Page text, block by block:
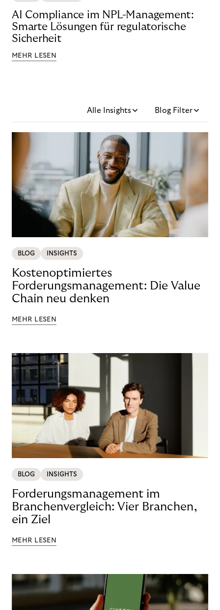
AI Compliance im NPL-Management:
Smarte Lösungen für regulatorische
Sicherheit
MEHR LESEN
Alle Insights Blog Filter
BLOG INSIGHTS
Kostenoptimiertes
Forderungsmanagement: Die Value
Chain neu denken
MEHR LESEN
BLOG INSIGHTS
Forderungsmanagement im
Branchenvergleich: Vier Branchen,
ein Ziel
MEHR LESEN